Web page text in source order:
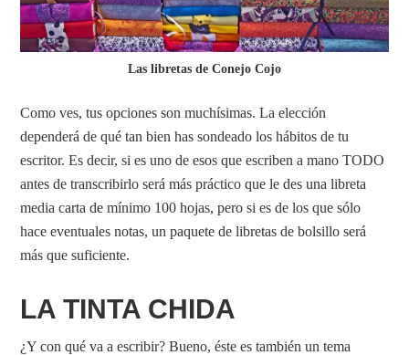
Las libretas de Conejo Cojo
Como ves, tus opciones son muchísimas. La elección
dependerá de qué tan bien has sondeado los hábitos de tu
escritor. Es decir, si es uno de esos que escriben a mano TODO
antes de transcribirlo será más práctico que le des una libreta
media carta de mínimo 100 hojas, pero si es de los que sólo
hace eventuales notas, un paquete de libretas de bolsillo será
más que suficiente.
LA TINTA CHIDA
¿Y con qué va a escribir? Bueno, éste es también un tema